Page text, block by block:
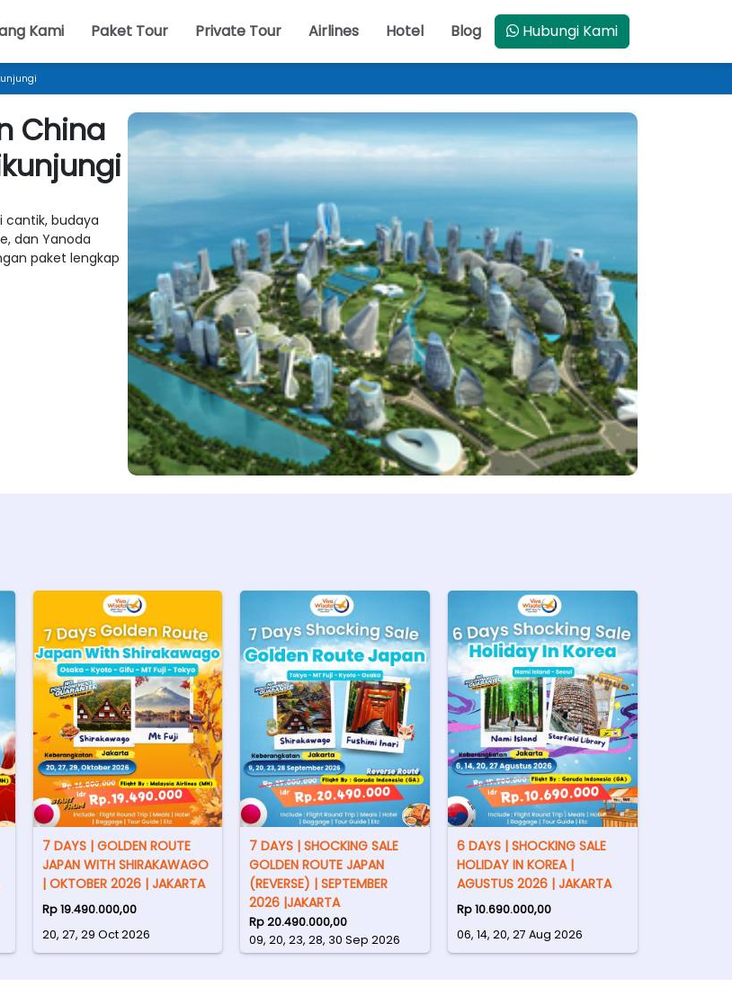
Kami Paket Tour Private Tour Airlines Hotel Blog Hubungi Kami
China
cantik, budaya
dan Yanoda
paket lengkap
7 DAYS | GOLDEN ROUTE
JAPAN WITH SHIRAKAWAGO
| OKTOBER 2026 | JAKARTA
Rp 19.490.000,00
20, 27, 29 Oct 2026
7 DAYS | SHOCKING SALE
GOLDEN ROUTE JAPAN
(REVERSE) | SEPTEMBER
2026 |JAKARTA
Rp 20.490.000,00
09, 20, 23, 28, 30 Sep 2026
6 DAYS | SHOCKING SALE
HOLIDAY IN KOREA |
AGUSTUS 2026 | JAKARTA
Rp 10.690.000,00
06, 14, 20, 27 Aug 2026